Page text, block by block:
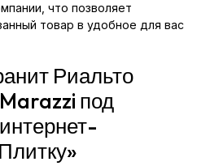
что позволяет
товар в удобное для вас
Риальто
под